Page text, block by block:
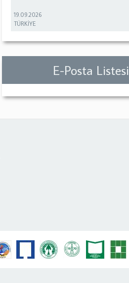
19.09.2026
TÜRKİYE
E-Posta Listesi